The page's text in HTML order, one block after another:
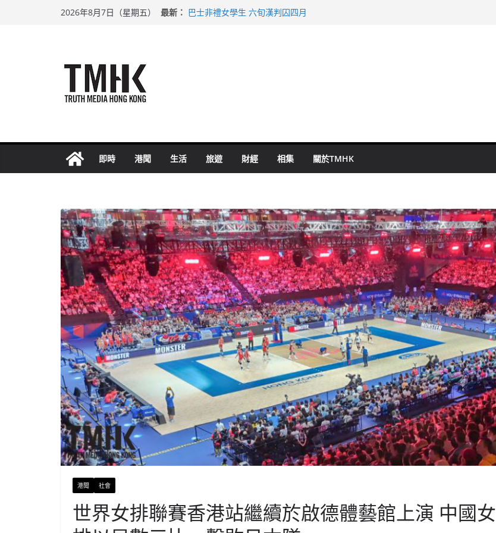
2026年8月7日（星期五） 最新： 巴士非禮女學生 六旬漢判囚四月
即時 港聞 生活 旅遊 財經 相集 關於TMHK
港聞 社會
世界女排聯賽香港站繼續於啟德體藝館上演 中國女